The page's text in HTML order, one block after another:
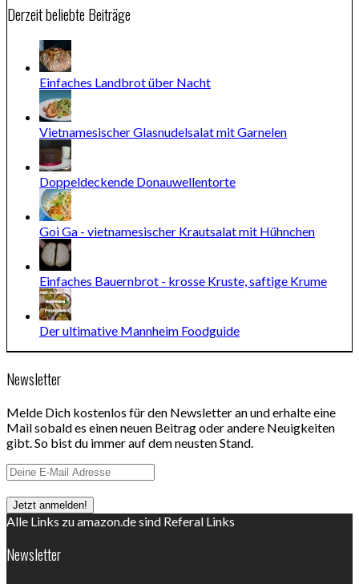
Derzeit beliebte Beiträge
Einfaches Landbrot über Nacht
Vietnamesischer Glasnudelsalat mit Garnelen
Doppeldeckende Donauwellentorte
Goi Ga - vietnamesischer Krautsalat mit Hühnchen
Einfaches Bauernbrot - krosse Kruste, saftige Krume
Der ultimative Mannheim Foodguide
Newsletter
Melde Dich kostenlos für den Newsletter an und erhalte eine
Mail sobald es einen neuen Beitrag oder andere Neuigkeiten
gibt. So bist du immer auf dem neusten Stand.
Alle Links zu amazon.de sind Referal Links
Newsletter